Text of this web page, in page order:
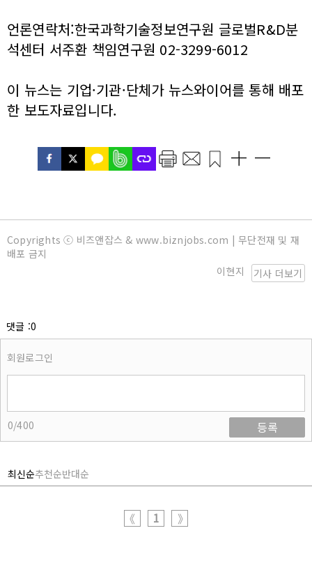
언론연락처:한국과학기술정보연구원 글로벌R&D분
석센터 서주환 책임연구원 02-3299-6012
이 뉴스는 기업·기관·단체가 뉴스와이어를 통해 배포
한 보도자료입니다.
Copyrights ⓒ 비즈앤잡스 & www.biznjobs.com | 무단전재 및 재
배포 금지
기사 더보기
이현지
댓글 :0
회원로그인
0/400 등록
최신순추천순반대순
《 1 》